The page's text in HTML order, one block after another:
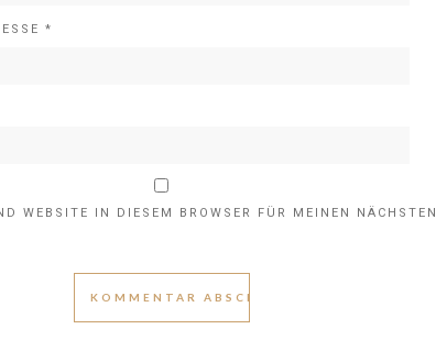
*
WEBSITE IN DIESEM BROWSER FÜR MEINEN NÄCHSTEN